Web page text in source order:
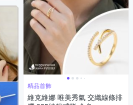
精品首飾
維克維娜 唯美秀氣 交織線條排